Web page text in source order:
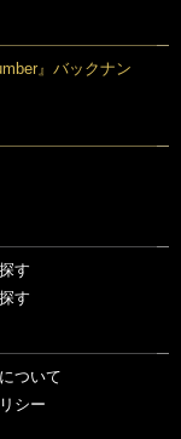
』バックナン
す
す
ついて
シー